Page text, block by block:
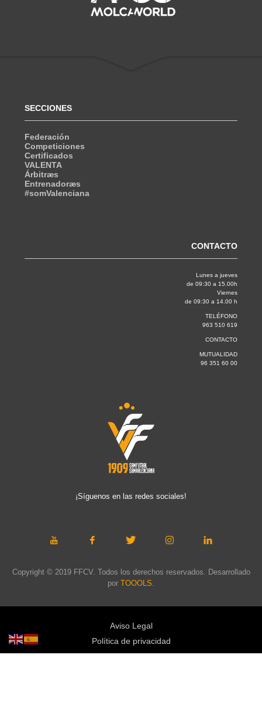
SECCIONES
Federación
Competiciones
Certificados
VALENTA
Árbitræs
Entrenadoræs
#somValenciana
CONTACTO
Lunes a jueves
de 09:30 a 15.00h
Viernes
de 09:30 a 14.00 h
TELÉFONO
963 510 619
CONTACTO
MUTUALIDAD
96 351 60 00
¡Síguenos en las redes sociales!
Copyright © 2019 FFCV. Todos los derechos reservados. Desarrollado
por TOOOLS.
Aviso Legal
Política de privacidad
Política de cookies